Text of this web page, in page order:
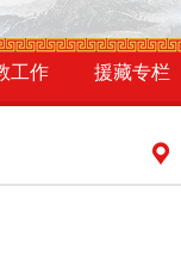
工作 援藏专栏